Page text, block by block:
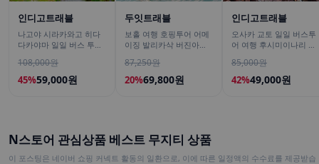
인디고트래블
나고야 시라카와고 히다
다카야마 일일 버스 투어
108,000원
45%59,000원
두잇트래블
보홀 여행 호핑투어 어메
이징 발리카삭 버진아일
랍 포함
87,250원
20%69,800원
인디고트래블
오사카 교토 일일 버스투
어 여행 후시미이나리 아
철학의길
85,000원
42%49,000원
N스토어 관심상품 베스트 무지티 상품
이 포스팅은 네이버 쇼핑 커넥트 활동의 일환으로, 이에 따른 일정액의 수수료를 제공받습